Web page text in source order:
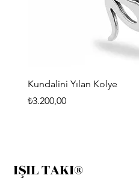
Kundalini Yılan Kolye
Fiyat
₺3.200,00
IŞIL TAKI®